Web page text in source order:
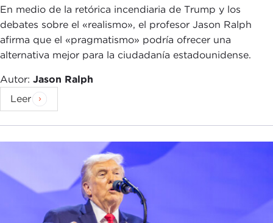
En medio de la retórica incendiaria de Trump y los
debates sobre el «realismo», el profesor Jason Ralph
afirma que el «pragmatismo» podría ofrecer una
alternativa mejor para la ciudadanía estadounidense.
Autor: Jason Ralph
Leer